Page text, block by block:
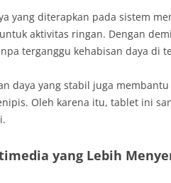
yang diterapkan pada sistem
aktivitas ringan. Dengan
terganggu kehabisan daya di
daya yang stabil juga
Oleh karena itu, tablet ini
yang Lebih